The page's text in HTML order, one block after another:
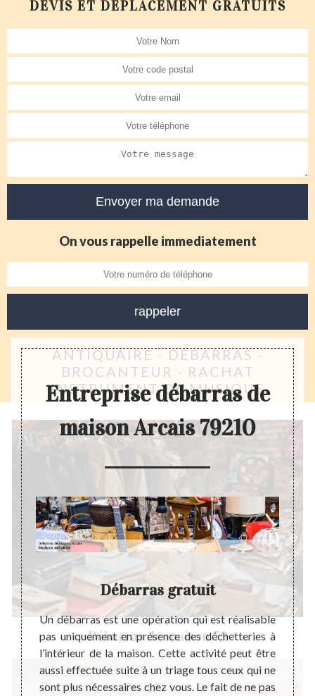
DEVIS ET DÉPLACEMENT GRATUITS
On vous rappelle immediatement
ANTIQUAIRE - DÉBARRAS -
BROCANTEUR - RACHAT
INSTRUMENT DE MUSIQUE
Débarras de maison 79
Entreprise débarras de
maison Arcais 79210
lieu
le
de
Débarras gratuit
Un débarras est une opération qui est réalisable
pas uniquement en présence des déchetteries à
l’intérieur de la maison. Cette activité peut être
aussi effectuée suite à un triage tous ceux qui ne
sont plus nécessaires chez vous. Le fait de ne pas